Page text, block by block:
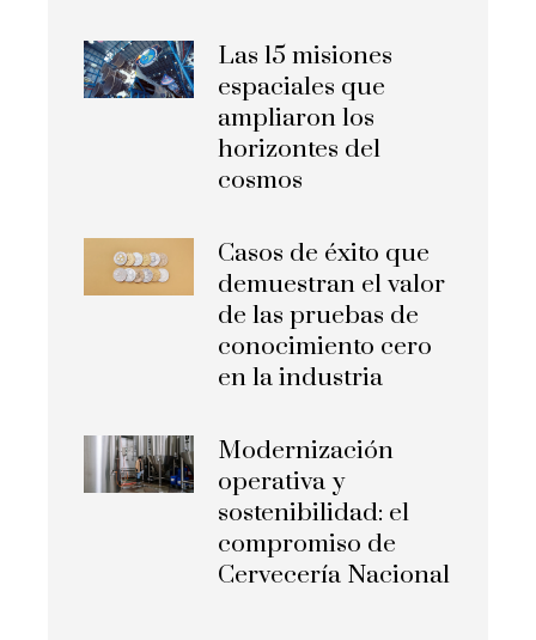
Las 15 misiones
espaciales que
ampliaron los
horizontes del
cosmos
Casos de éxito que
demuestran el valor
de las pruebas de
conocimiento cero
en la industria
Modernización
operativa y
sostenibilidad: el
compromiso de
Cervecería Nacional